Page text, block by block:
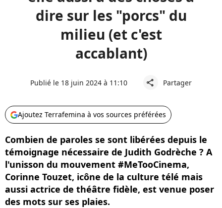
dire sur les "porcs" du
milieu (et c'est
accablant)
Publié le 18 juin 2024 à 11:10 share Partager
Ajoutez Terrafemina à vos sources préférées
Combien de paroles se sont libérées depuis le
témoignage nécessaire de Judith Godrèche ? A
l'unisson du mouvement #MeTooCinema,
Corinne Touzet, icône de la culture télé mais
aussi actrice de théâtre fidèle, est venue poser
des mots sur ses plaies.